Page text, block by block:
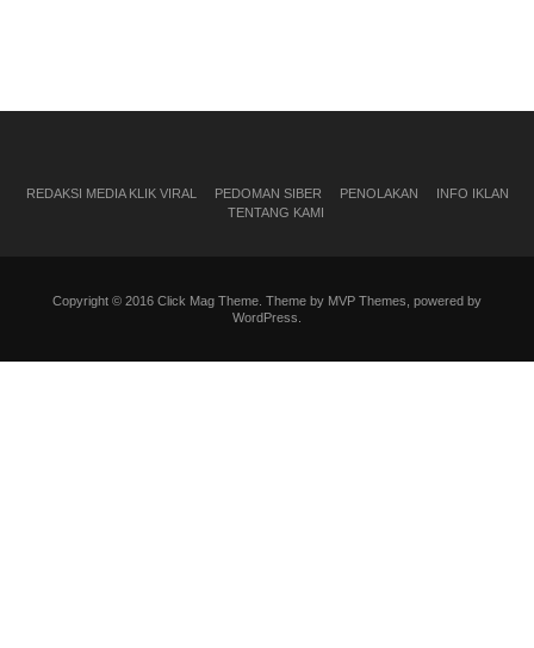
REDAKSI MEDIA KLIK VIRAL PEDOMAN SIBER PENOLAKAN
INFO IKLAN
TENTANG KAMI
Copyright © 2016 Click Mag Theme. Theme by MVP Themes, powered by
WordPress.